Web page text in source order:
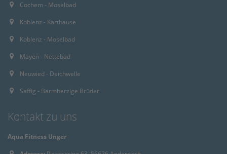
Cochem - Moselbad
Koblenz - Karthause
Koblenz - Moselbad
Mayen - Nettebad
Neuwied - Deichwelle
Saffig - Barmherzige Brüder
Kontakt zu uns
Aqua Fitness Unger